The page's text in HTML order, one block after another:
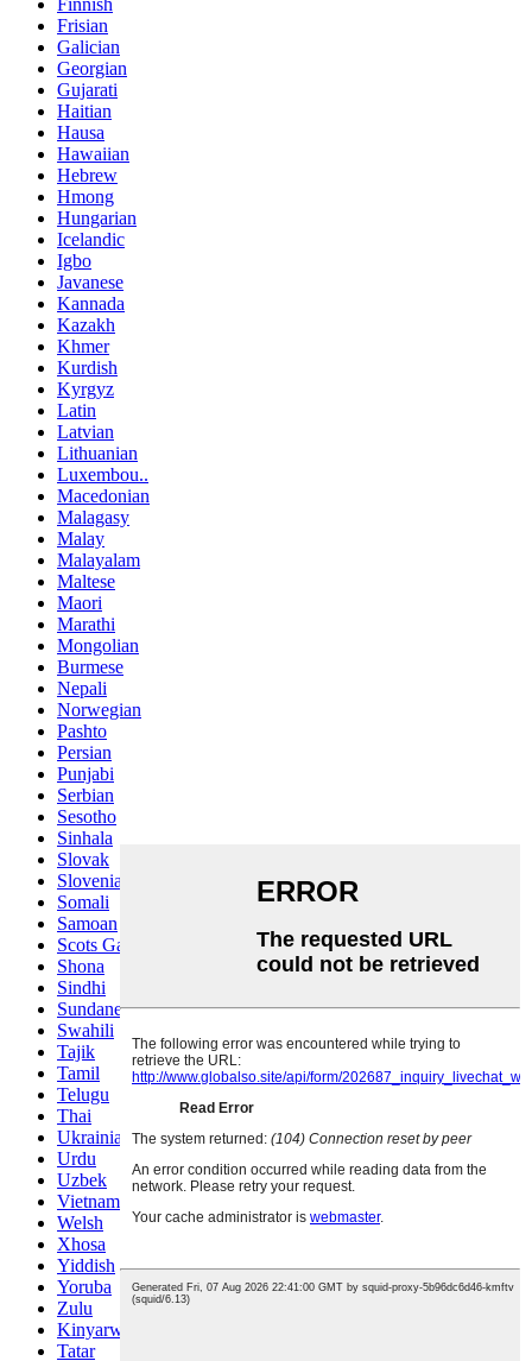
Frisian
Galician
Georgian
Gujarati
Haitian
Hausa
Hawaiian
Hebrew
Hmong
Hungarian
Icelandic
Igbo
Javanese
Kannada
Kazakh
Khmer
Kurdish
Kyrgyz
Latin
Latvian
Lithuanian
Luxembou..
Macedonian
Malagasy
Malay
Malayalam
Maltese
Maori
Marathi
Mongolian
Burmese
Nepali
Norwegian
Pashto
Persian
Punjabi
Serbian
Sesotho
Sinhala
Slovak
Slovenian
Somali
Samoan
Scots Gaelic
Shona
Sindhi
Sundanese
Swahili
Tajik
Tamil
Telugu
Thai
Ukrainian
Urdu
Uzbek
Vietnamese
Welsh
Xhosa
Yiddish
Yoruba
Zulu
Kinyarwanda
Tatar